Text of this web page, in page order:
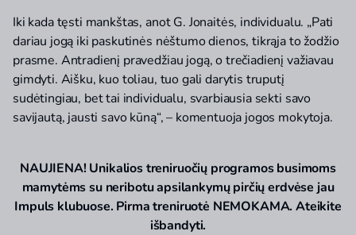
Iki kada tęsti mankštas, anot G. Jonaitės, individualu. „Pati
dariau jogą iki paskutinės nėštumo dienos, tikrąja to žodžio
prasme. Antradienį pravedžiau jogą, o trečiadienį važiavau
gimdyti. Aišku, kuo toliau, tuo gali darytis truputį
sudėtingiau, bet tai individualu, svarbiausia sekti savo
savijautą, jausti savo kūną“, – komentuoja jogos mokytoja.
NAUJIENA! Unikalios treniruočių programos busimoms
mamytėms su neribotu apsilankymų pirčių erdvėse jau
Impuls klubuose. Pirma treniruotė NEMOKAMA. Ateikite
išbandyti.